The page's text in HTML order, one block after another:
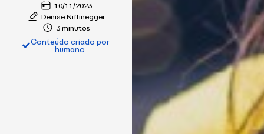
10/11/2023
Denise Niffinegger
3 minutos
Conteúdo criado por
humano